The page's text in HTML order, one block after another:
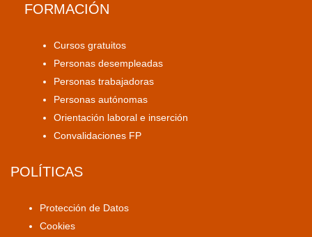
FORMACIÓN
Cursos gratuitos
Personas desempleadas
Personas trabajadoras
Personas autónomas
Orientación laboral e inserción
Convalidaciones FP
POLÍTICAS
Protección de Datos
Cookies